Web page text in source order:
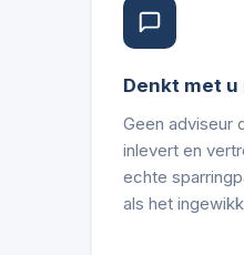
Denkt met u
Geen adviseur
inlevert en
echte
als het